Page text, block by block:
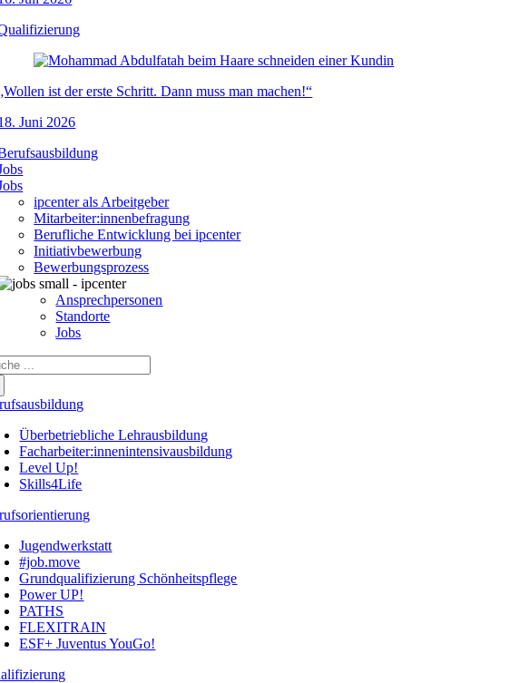
ist der erste Schritt. Dann muss man machen!“
Juni 2026
ipcenter als Arbeitgeber
Mitarbeiter:innenbefragung
Berufliche Entwicklung bei ipcenter
Initiativbewerbung
Bewerbungsprozess
Ansprechpersonen
Standorte
Jobs
Überbetriebliche Lehrausbildung
Facharbeiter:innenintensivausbildung
Level Up!
Skills4Life
Jugendwerkstatt
#job.move
Grundqualifizierung Schönheitspflege
Power UP!
PATHS
FLEXITRAIN
ESF+ Juventus YouGo!